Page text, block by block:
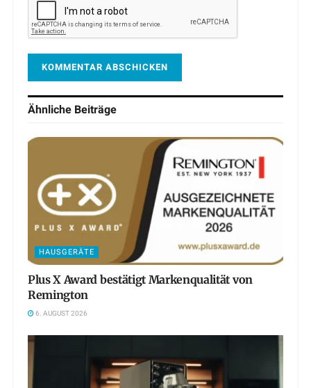
Ähnliche Beiträge
HAUSGERÄTE
Plus X Award bestätigt Markenqualität von
Remington
6. AUGUST 2026